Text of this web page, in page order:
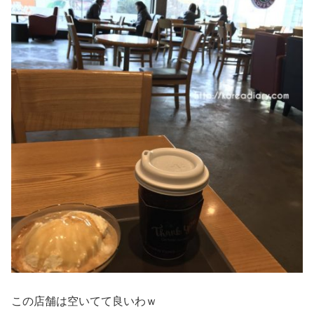
この店舗は空いてて良いわｗ